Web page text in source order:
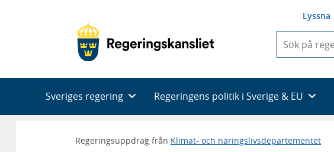
Lyssna
du
skriva
framträder
en
med
Sveriges regering Regeringens politik i Sverige & EU
Regeringsuppdrag från Klimat- och näringslivsdepartementet